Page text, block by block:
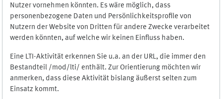
Nutzer vornehmen könnten. Es wäre möglich, dass
personenbezogene Daten und Persönlichkeitsprofile von
Nutzern der Website von Dritten für andere Zwecke verarbeitet
werden könnten, auf welche wir keinen Einfluss haben.
Eine LTI-Aktivität erkennen Sie u.a. an der URL, die immer den
Bestandteil /mod/lti/ enthält. Zur Orientierung möchten wir
anmerken, dass diese Aktivität bislang äußerst selten zum
Einsatz kommt.